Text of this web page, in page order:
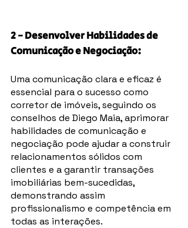
2 - Desenvolver Habilidades de
Comunicação e Negociação:
Uma comunicação clara e eficaz é
essencial para o sucesso como
corretor de imóveis, seguindo os
conselhos de Diego Maia, aprimorar
habilidades de comunicação e
negociação pode ajudar a construir
relacionamentos sólidos com
clientes e a garantir transações
imobiliárias bem-sucedidas,
demonstrando assim
profissionalismo e competência em
todas as interações.